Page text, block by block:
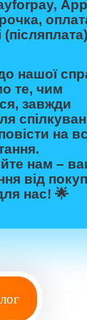
нашої
те, чим
завжди
на
нам –
від
нас! 🌟